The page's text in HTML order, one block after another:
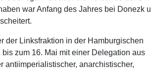
war Anfang des Jahres bei Donezk
der Linksfraktion in der Hamburgischen
bis zum 16. Mai mit einer Delegation aus
antiimperialistischer, anarchistischer,